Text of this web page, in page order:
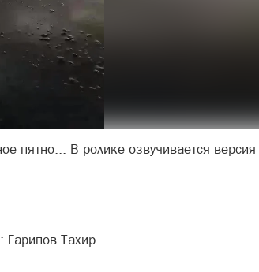
пятно... В ролике озвучивается версия
Гарипов Тахир